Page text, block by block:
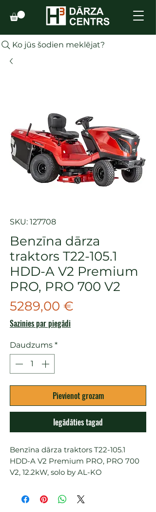
Ko jūs šodien meklējat?
SKU: 127708
Benzīna dārza
traktors T22-105.1
HDD-A V2 Premium
PRO, PRO 700 V2
5289,00 €
Sazinies par piegādi
Daudzums *
Pievienot grozam
Iegādāties tagad
Benzīna dārza traktors T22-105.1
HDD-A V2 Premium PRO, PRO 700
V2, 12.2kW, solo by AL-KO